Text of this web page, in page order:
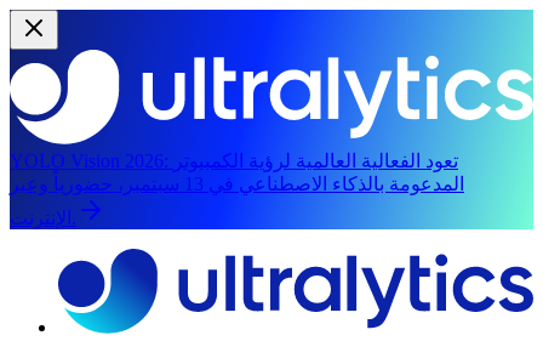
YOLO Vision 2026: تعود الفعالية العالمية لرؤية الكمبيوتر
المدعومة بالذكاء الاصطناعي في 13 سبتمبر، حضورياً وعبر
الإنترنت.